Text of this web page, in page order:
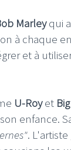
Marleyqui
à chaque
et à
U-Royet
enfance.
.